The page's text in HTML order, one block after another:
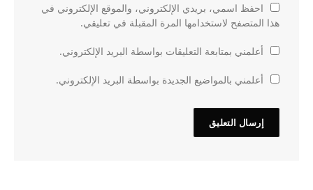
احفظ اسمي، بريدي الإلكتروني، والموقع الإلكتروني في
هذا المتصفح لاستخدامها المرة المقبلة في تعليقي.
أعلمني بمتابعة التعليقات بواسطة البريد الإلكتروني.
أعلمني بالمواضيع الجديدة بواسطة البريد الإلكتروني.